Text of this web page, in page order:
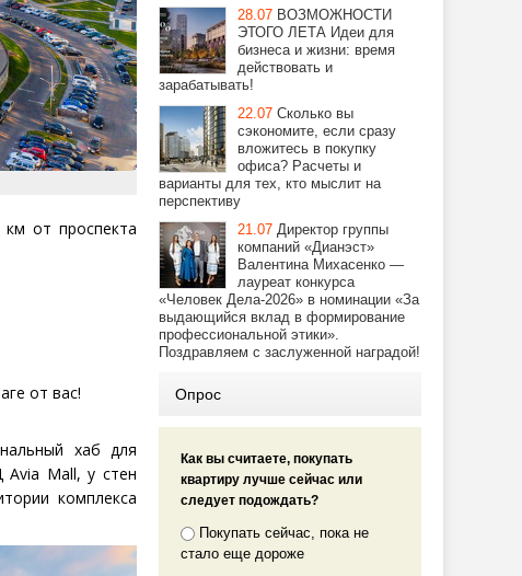
км от проспекта
от вас!
хаб для
Avia Mall, у стен
комплекса
28.07 ВОЗМОЖНОСТИ
ЭТОГО ЛЕТА Идеи для
бизнеса и жизни: время
действовать и
зарабатывать!
22.07 Сколько вы
сэкономите, если сразу
вложитесь в покупку
офиса? Расчеты и
варианты для тех, кто мыслит на
перспективу
21.07 Директор группы
компаний «Дианэст»
Валентина Михасенко —
лауреат конкурса
«Человек Дела-2026» в номинации «За
выдающийся вклад в формирование
профессиональной этики».
Поздравляем с заслуженной наградой!
Опрос
Как вы считаете, покупать
квартиру лучше сейчас или
следует подождать?
Покупать сейчас, пока не
стало еще дороже